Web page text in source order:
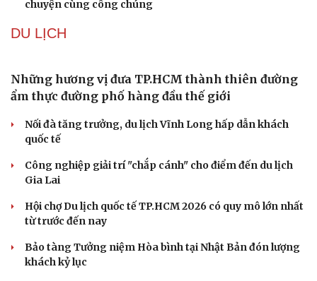
VĂN HÓA
Phó huyện trưởng của Hàn Quốc quảng bá lễ hội
truyền thống ở miền Tây
Phản ứng của Dwayne Johnson khi Moana bị giới phê
bình chê bai
The Odyssey vượt 1 tỷ USD, Christopher Nolan tái lập kỳ
tích sau 14 năm
Cần một hệ sinh thái trách nhiệm để ngăn âm nhạc lệch
chuẩn